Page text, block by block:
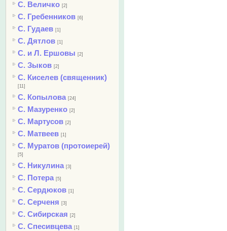
С. Величко [2]
С. Гребенников [6]
С. Гудаев [1]
С. Дятлов [1]
С. и Л. Ершовы [2]
С. Зыков [2]
С. Киселев (священник)
[11]
С. Копылова [24]
С. Мазуренко [2]
С. Мартусов [2]
С. Матвеев [1]
С. Муратов (протоиерей)
[5]
С. Никулина [3]
С. Потера [5]
С. Сердюков [1]
С. Серченя [3]
С. Сибирская [2]
С. Спесивцева [1]